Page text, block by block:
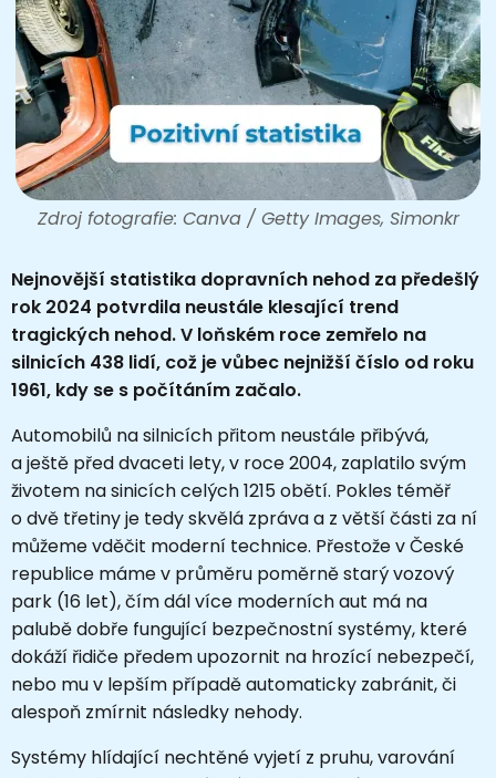
Zdroj fotografie: Canva / Getty Images, Simonkr
Nejnovější statistika dopravních nehod za předešlý
rok 2024 potvrdila neustále klesající trend
tragických nehod. V loňském roce zemřelo na
silnicích 438 lidí, což je vůbec nejnižší číslo od roku
1961, kdy se s počítáním začalo.
Automobilů na silnicích přitom neustále přibývá,
a ještě před dvaceti lety, v roce 2004, zaplatilo svým
životem na sinicích celých 1215 obětí. Pokles téměř
o dvě třetiny je tedy skvělá zpráva a z větší části za ní
můžeme vděčit moderní technice. Přestože v České
republice máme v průměru poměrně starý vozový
park (16 let), čím dál více moderních aut má na
palubě dobře fungující bezpečnostní systémy, které
dokáží řidiče předem upozornit na hrozící nebezpečí,
nebo mu v lepším případě automaticky zabránit, či
alespoň zmírnit následky nehody.
Systémy hlídající nechtěné vyjetí z pruhu, varování